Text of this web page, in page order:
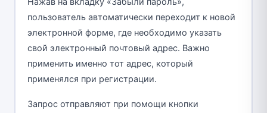
пользователь автоматически переходит к новой
электронной форме, где необходимо указать
свой электронный почтовый адрес. Важно
применить именно тот адрес, который
применялся при регистрации.
Запрос отправляют при помощи кнопки